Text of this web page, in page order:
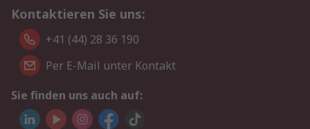
Kontaktieren Sie uns:
+41 (44) 28 36 190
Per E-Mail unter Kontakt
Sie finden uns auch auf: